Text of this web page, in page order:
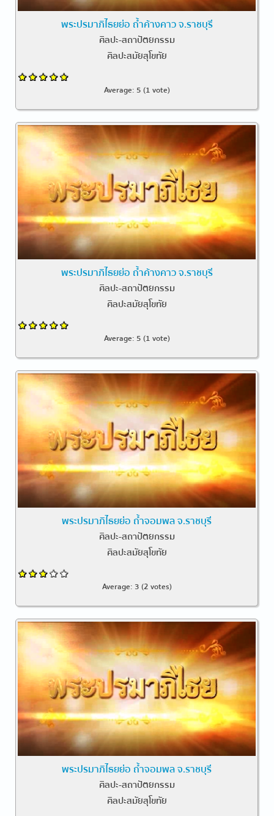
พระปรมาภิไธยย่อ ถ้ำค้างคาว จ.ราชบุรี
ศิลปะ-สถาปัตยกรรม
ศิลปะสมัยสุโขทัย
Average: 5 (1 vote)
พระปรมาภิไธยย่อ ถ้ำค้างคาว จ.ราชบุรี
ศิลปะ-สถาปัตยกรรม
ศิลปะสมัยสุโขทัย
Average: 5 (1 vote)
พระปรมาภิไธยย่อ ถ้ำจอมพล จ.ราชบุรี
ศิลปะ-สถาปัตยกรรม
ศิลปะสมัยสุโขทัย
Average: 3 (2 votes)
พระปรมาภิไธยย่อ ถ้ำจอมพล จ.ราชบุรี
ศิลปะ-สถาปัตยกรรม
ศิลปะสมัยสุโขทัย